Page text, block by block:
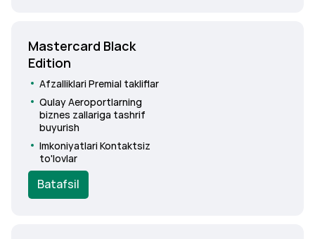
Mastercard Black
Edition
Afzalliklari Premial takliflar
QulayAeroportlarning
biznes zallariga tashrif
buyurish
Imkoniyatlari Kontaktsiz
to'lovlar
Batafsil